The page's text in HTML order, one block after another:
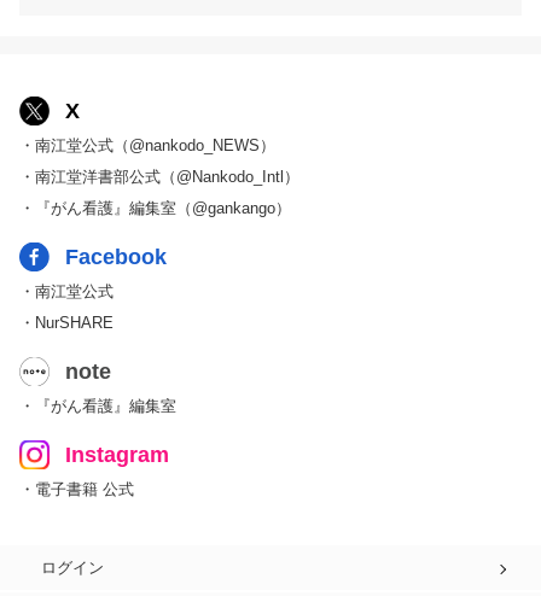
X
・南江堂公式（@nankodo_NEWS）
・南江堂洋書部公式（@Nankodo_Intl）
・『がん看護』編集室（@gankango）
Facebook
・南江堂公式
・NurSHARE
note
・『がん看護』編集室
Instagram
・電子書籍 公式
ログイン